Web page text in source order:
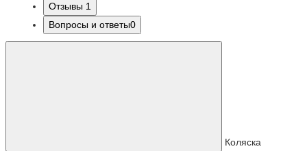
Отзывы 1
Вопросы и ответы0
Коляска